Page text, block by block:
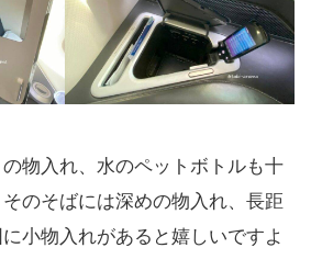
物入れ、水のペットボトルも十
のそばには深めの物入れ、長距
小物入れがあると嬉しいですよ